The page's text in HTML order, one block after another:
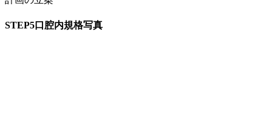
STEP5口腔内規格写真